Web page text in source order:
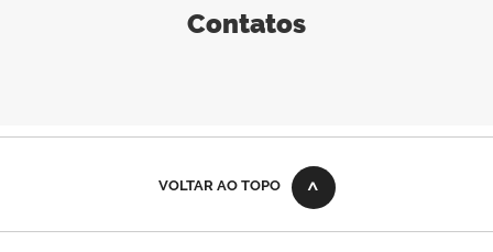
Contatos
VOLTAR AO TOPO